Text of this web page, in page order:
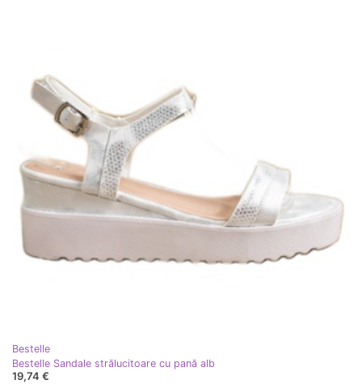
Bestelle
Bestelle Sandale strălucitoare cu pană alb
19,74 €